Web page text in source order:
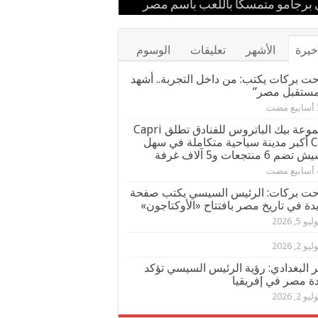
برجامو متمسكًا باللعب باسم مصر
قيادات القبائل والعائلات المصرية
إيران
مهرجان كان
الأشهر تعليقات الوسوم
بركات يكتب: من داخل التجربة.. أشهد
مصر”
مجموعة بيك الباتروس للفنادق تطلق Capri
City أكبر مدينة سياحية متكاملة في سهل
6 منتجعات و5 آلاف غرفة
بركات: الرئيس السيسي يكتب صفحة
في تاريخ مصر بافتتاح «الأوكتاجون»
5, 2026
2, 2026
البغدادي: رؤية الرئيس السيسي تؤكد
مصر في إفريقيا
2, 2026